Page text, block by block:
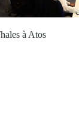
à Atos